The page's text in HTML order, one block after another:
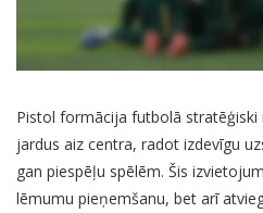
Pistol formācija futbolā stratēģiski
jardus aiz centra, radot izdevīgu
gan piespēļu spēlēm. Šis
lēmumu pieņemšanu, bet arī